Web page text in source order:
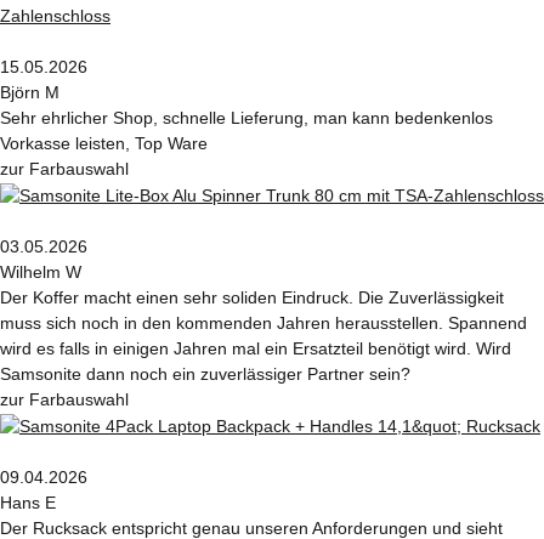
15.05.2026
Björn M
Sehr ehrlicher Shop, schnelle Lieferung, man kann bedenkenlos
Vorkasse leisten, Top Ware
zur Farbauswahl
03.05.2026
Wilhelm W
Der Koffer macht einen sehr soliden Eindruck. Die Zuverlässigkeit
muss sich noch in den kommenden Jahren herausstellen. Spannend
wird es falls in einigen Jahren mal ein Ersatzteil benötigt wird. Wird
Samsonite dann noch ein zuverlässiger Partner sein?
zur Farbauswahl
09.04.2026
Hans E
Der Rucksack entspricht genau unseren Anforderungen und sieht